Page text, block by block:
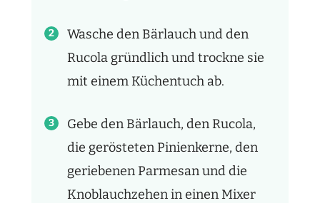
Wasche den Bärlauch und den
Rucola gründlich und trockne sie
mit einem Küchentuch ab.
Gebe den Bärlauch, den Rucola,
die gerösteten Pinienkerne, den
geriebenen Parmesan und die
Knoblauchzehen in einen Mixer